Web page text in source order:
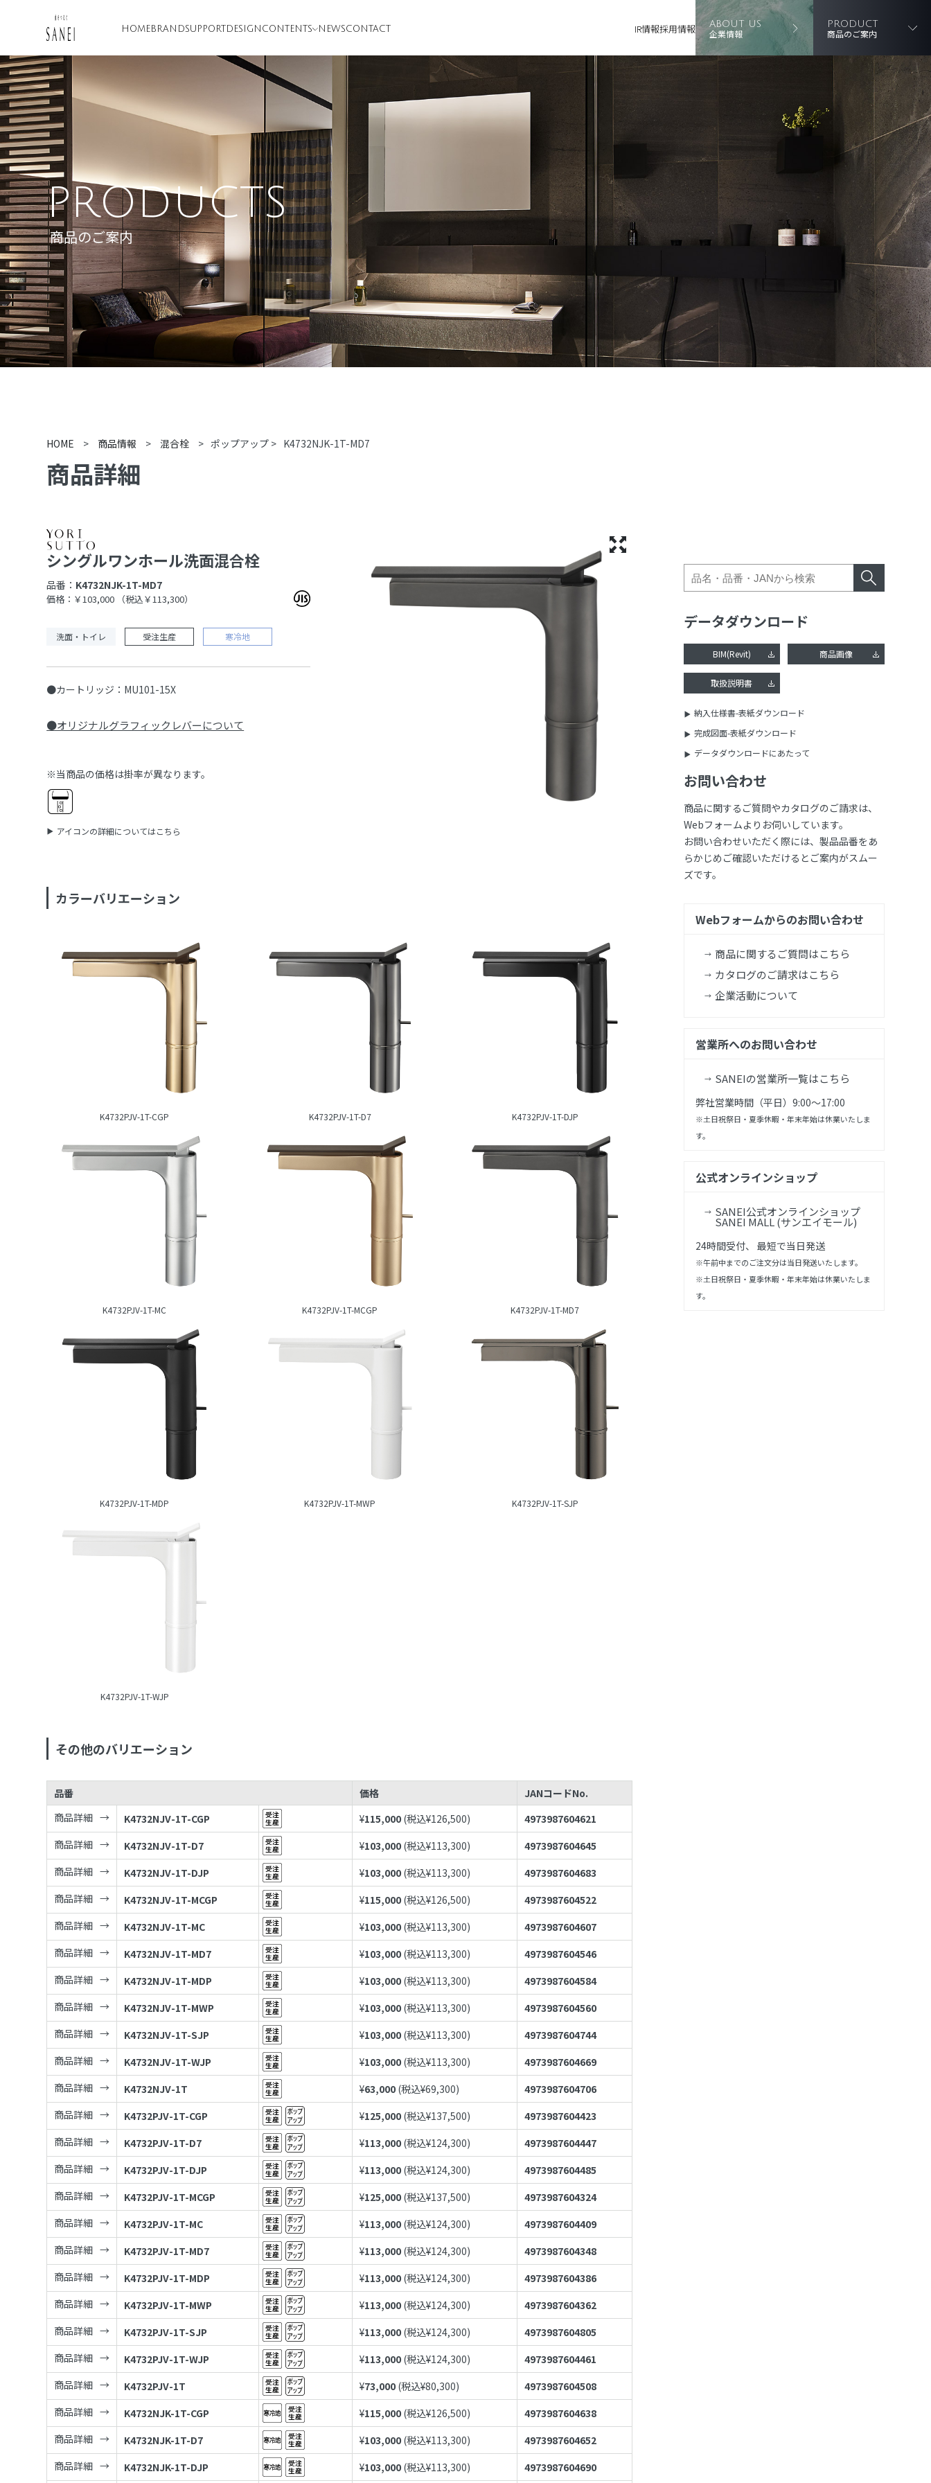
HOME BRANDSUPPORT DESIGN CONTENTS NEWSCONTACT IR情報採用情報 ABOUT US
企業情報
PRODUCT
商品のご案内
PRODUCTS
商品のご案内
HOME > 商品情報 > 混合栓 > ポップアップ > K4732NJK-1T-MD7
商品詳細
シングルワンホール洗面混合栓
品番： K4732NJK-1T-MD7
価格：￥103,000 （税込￥113,300）
洗面・トイレ 受注生産 寒冷地
●カートリッジ：MU101-15X
●オリジナルグラフィックレバーについて
※当商品の価格は掛率が異なります。
アイコンの詳細についてはこちら
カラーバリエーション
K4732PJV-1T-CGP K4732PJV-1T-D7 K4732PJV-1T-DJP
K4732PJV-1T-MC K4732PJV-1T-MCGP K4732PJV-1T-MD7
K4732PJV-1T-MDP K4732PJV-1T-MWP K4732PJV-1T-SJP
K4732PJV-1T-WJP
その他のバリエーション
品番 価格
JANコードNo.
商品詳細
K4732NJV-1T-CGP ¥115,000 (税込¥126,500)
4973987604621
商品詳細
K4732NJV-1T-D7 ¥103,000 (税込¥113,300)
4973987604645
商品詳細
K4732NJV-1T-DJP ¥103,000 (税込¥113,300)
4973987604683
商品詳細
K4732NJV-1T-MCGP ¥115,000 (税込¥126,500)
4973987604522
商品詳細
K4732NJV-1T-MC ¥103,000 (税込¥113,300)
4973987604607
商品詳細
K4732NJV-1T-MD7 ¥103,000 (税込¥113,300)
4973987604546
商品詳細
K4732NJV-1T-MDP ¥103,000 (税込¥113,300)
4973987604584
商品詳細
K4732NJV-1T-MWP ¥103,000 (税込¥113,300)
4973987604560
商品詳細
K4732NJV-1T-SJP ¥103,000 (税込¥113,300)
4973987604744
商品詳細
K4732NJV-1T-WJP ¥103,000 (税込¥113,300)
4973987604669
商品詳細
K4732NJV-1T ¥63,000 (税込¥69,300)
4973987604706
商品詳細
K4732PJV-1T-CGP ¥125,000 (税込¥137,500)
4973987604423
商品詳細
K4732PJV-1T-D7 ¥113,000 (税込¥124,300)
4973987604447
商品詳細
K4732PJV-1T-DJP ¥113,000 (税込¥124,300)
4973987604485
商品詳細
K4732PJV-1T-MCGP ¥125,000 (税込¥137,500)
4973987604324
商品詳細
K4732PJV-1T-MC ¥113,000 (税込¥124,300)
4973987604409
商品詳細
K4732PJV-1T-MD7 ¥113,000 (税込¥124,300)
4973987604348
商品詳細
K4732PJV-1T-MDP ¥113,000 (税込¥124,300)
4973987604386
商品詳細
K4732PJV-1T-MWP ¥113,000 (税込¥124,300)
4973987604362
商品詳細
K4732PJV-1T-SJP ¥113,000 (税込¥124,300)
4973987604805
商品詳細
K4732PJV-1T-WJP ¥113,000 (税込¥124,300)
4973987604461
商品詳細
K4732PJV-1T ¥73,000 (税込¥80,300)
4973987604508
商品詳細
K4732NJK-1T-CGP ¥115,000 (税込¥126,500)
4973987604638
商品詳細
K4732NJK-1T-D7 ¥103,000 (税込¥113,300)
4973987604652
商品詳細
K4732NJK-1T-DJP ¥103,000 (税込¥113,300) 4973987604690
データダウンロード
BIM(Revit) 商品画像
取扱説明書
納入仕様書-表紙ダウンロード
完成図面-表紙ダウンロード
データダウンロードにあたって
お問い合わせ
商品に関するご質問やカタログのご請求は、
Webフォームよりお伺いしています。
お問い合わせいただく際には、製品品番をあ
らかじめご確認いただけるとご案内がスムー
ズです。
Webフォームからのお問い合わせ
商品に関するご質問はこちら
カタログのご請求はこちら
企業活動について
営業所へのお問い合わせ
SANEIの営業所一覧はこちら
弊社営業時間（平日）9:00～17:00
※土日祝祭日・夏季休暇・年末年始は休業いたしま
す。
公式オンラインショップ
SANEI公式オンラインショップ
SANEI MALL (サンエイモール)
24時間受付、 最短で当日発送
※午前中までのご注文分は当日発送いたします。
※土日祝祭日・夏季休暇・年末年始は休業いたしま
す。